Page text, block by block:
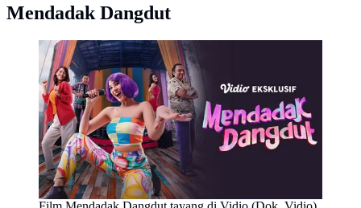
Mendadak Dangdut